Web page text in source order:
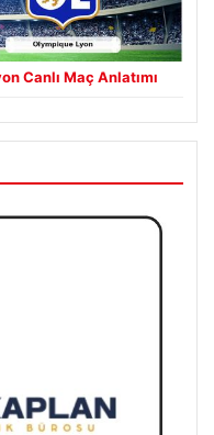
Canlı Maç Anlatımı